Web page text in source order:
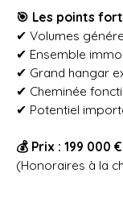
🎯 Les points
✔ Volumes
✔ Ensemble
✔ Grand hangar
✔ Cheminée
✔ Potentiel
💰 Prix : 199 000 €
(Honoraires à la